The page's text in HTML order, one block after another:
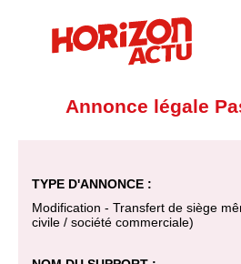
Annonce légale
TYPE D'ANNONCE :
Modification - Transfert de siège
civile / société commerciale)